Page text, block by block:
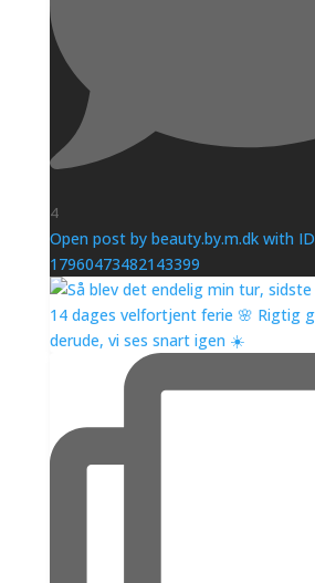
4
Open post by beauty.by.m.dk with ID
17960473482143399